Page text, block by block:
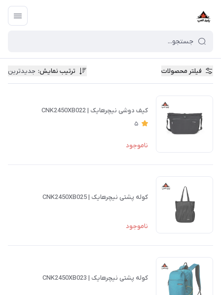
فیلتر محصولات ترتیب نمایش: جدیدترین
کیف دوشی نیچرهایک | CNK2450XB022
5
ناموجود
کوله پشتی نیچرهایک | CNK2450XB025
ناموجود
کوله پشتی نیچرهایک | CNK2450XB023